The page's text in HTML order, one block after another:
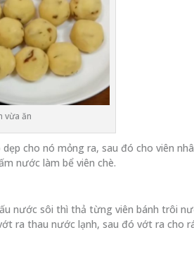
vừa ăn
cho nó mỏng ra, sau đó cho viên
nước làm bể viên chè.
nước sôi thì thả từng viên bánh trôi
ra thau nước lạnh, sau đó vớt ra cho